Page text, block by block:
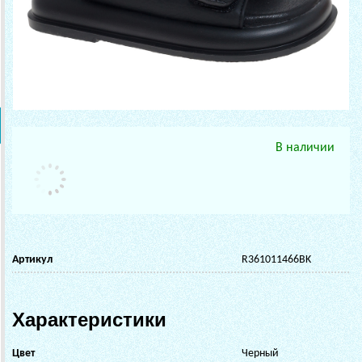
В наличии
Артикул R361011466BK
Характеристики
Цвет Черный